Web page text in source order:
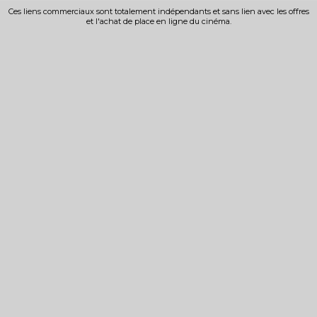
Ces liens commerciaux sont totalement indépendants et sans lien avec les offres
et l'achat de place en ligne du cinéma.